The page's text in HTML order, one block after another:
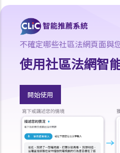
1. 如何計算租約的印花稅？
2. 假若沒有為租約加蓋印花，會有甚麼
3. 為甚麼有些租約必須在土地註冊處
判決摘要：物業買賣是否受到租賃續
4. 物業稅如何計算？
租金
a) 概述
b) 免租期
不確定哪些社區法網頁面與
使用社區法網智
開始使用